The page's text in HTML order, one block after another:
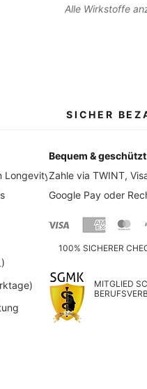
Alle Wirkstoffe
Longevity
​100% SICHERER
MITGLIED
SICHER
Bequem &
Zahle via TWINT,
Google Pay oder